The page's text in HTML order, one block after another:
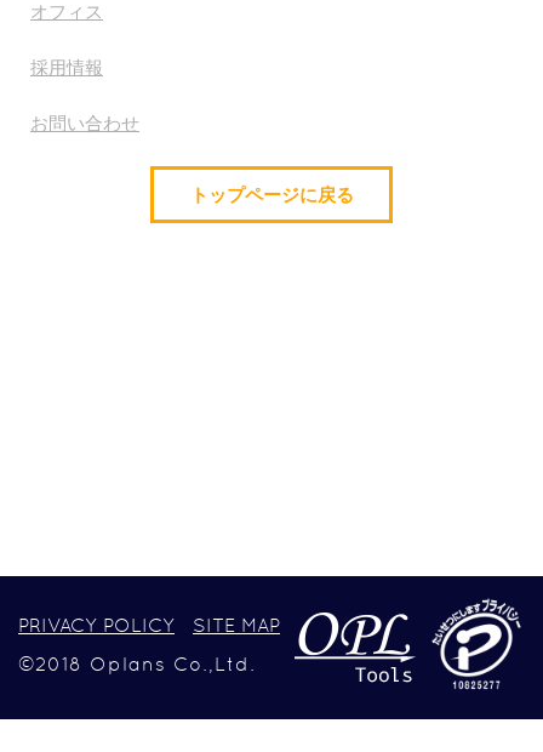
オフィス
採用情報
お問い合わせ
トップページに戻る
PRIVACY POLICY
SITE MAP
©2018 Oplans Co.,Ltd.